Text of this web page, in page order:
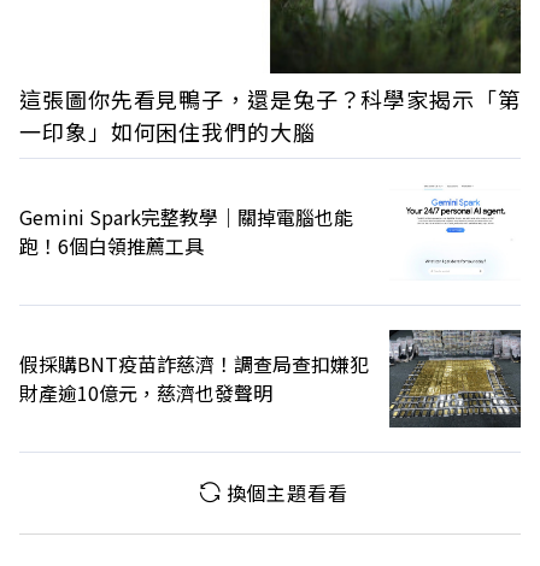
這張圖你先看見鴨子，還是兔子？科學家揭示「第
一印象」如何困住我們的大腦
Gemini Spark完整教學｜關掉電腦也能
跑！6個白領推薦工具
假採購BNT疫苗詐慈濟！調查局查扣嫌犯
財產逾10億元，慈濟也發聲明
換個主題看看